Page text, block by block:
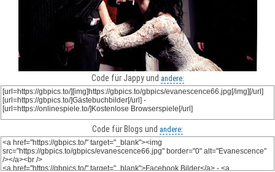
Code für Jappy und andere:
Code für Blogs und andere: